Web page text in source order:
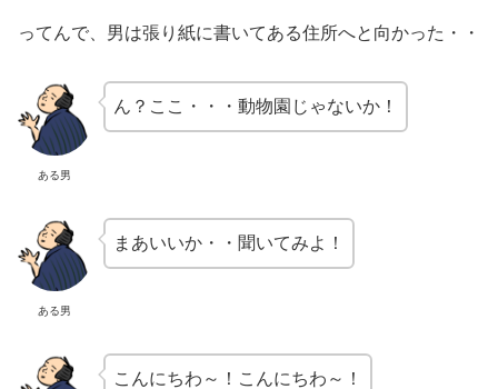
ってんで、男は張り紙に書いてある住所へと向かった・・
ある男
ん？ここ・・・動物園じゃないか！
ある男
まあいいか・・聞いてみよ！
こんにちわ～！こんにちわ～！